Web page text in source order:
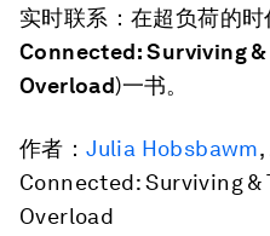
实时联系：在超负荷的
Connected: Surviving
Overload)一书。
作者：Julia Hobsbawm
Connected: Surviving
Overload